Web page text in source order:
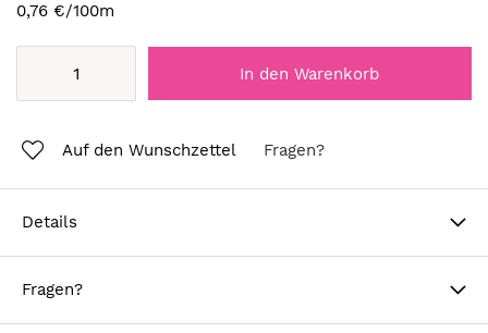
0,76 €/100m
In den Warenkorb
Auf den Wunschzettel Fragen?
Details
Fragen?